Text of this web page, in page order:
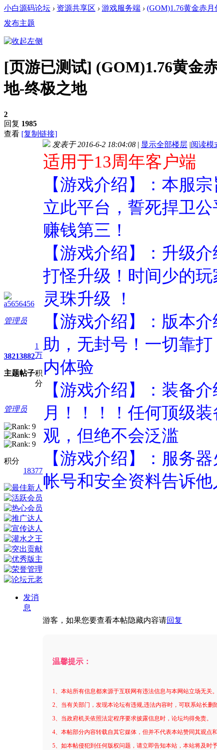
小白源码论坛 › 资源共享区 › 游戏服务端 › (GOM)1.76黄金赤
发布主题
[页游已测试] (GOM)1.76黄金
地-终极之地
2
回复 1985
查看 [复制链接]
a5656456
管理员
3821
主题
3882
帖子
1
万
积
分
管理员
积分
18377
发消
息
发表于 2016-6-2 18:04:08 | 显示全部楼层 |阅读模
适用于13周年客户端
【游戏介绍】：本服
立此平台，誓死捍卫
赚钱第三！
【游戏介绍】：升级
打怪升级！时间少的
灵珠升级 ！
【游戏介绍】：版本
助，无封号！一切靠
内体验
【游戏介绍】：装备
月！！！！任何顶级
观，但绝不会泛滥
【游戏介绍】：服务
帐号和安全资料告诉
游客，如果您要查看本帖隐藏内容请回复
温馨提示：
1、本站所有信息都来源于互联网有违法信息与本网站立场无关
2、当有关部门，发现本论坛有违规,违法内容时，可联系站长删
3、当政府机关依照法定程序要求披露信息时，论坛均得免责。
4、本帖部分内容转载自其它媒体，但并不代表本站赞同其观点
5、如本帖侵犯到任何版权问题，请立即告知本站，本站将及时